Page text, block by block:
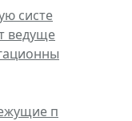
систе
ведуще
п